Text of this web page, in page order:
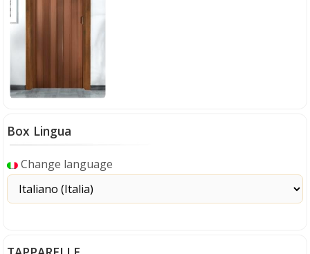
Box Lingua
Change language